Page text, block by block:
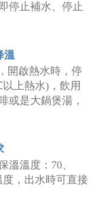
停止補水、停止
溫
開啟熱水時，停
上熱水)，飲用
或是大鍋煲湯，
溫溫度：70、
，出水時可直接